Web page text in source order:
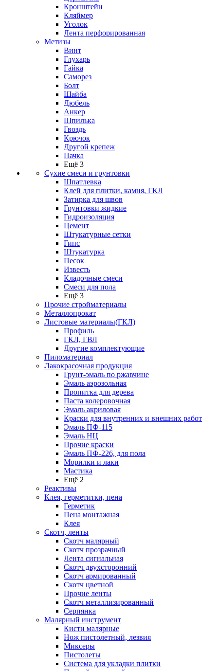
Кронштейн
Кляймер
Уголок
Лента перфорированная
Метизы
Винт
Глухарь
Гайка
Саморез
Болт
Шайба
Дюбель
Анкер
Шпилька
Гвоздь
Крючок
Другой крепеж
Пачка
Ещё 3
Сухие смеси и грунтовки
Шпатлевка
Клей для плитки, камня, ГКЛ
Затирка для швов
Грунтовки жидкие
Гидроизоляция
Цемент
Штукатурные сетки
Гипс
Штукатурка
Песок
Известь
Кладочные смеси
Смеси для пола
Ещё 3
Прочие стройматериалы
Металлопрокат
Листовые материалы(ГКЛ)
Профиль
ГКЛ, ГВЛ
Другие комплектующие
Пиломатериал
Лакокрасочная продукция
Грунт-эмаль по ржавчине
Эмаль аэрозольная
Пропитка для дерева
Паста колеровочная
Эмаль акриловая
Краски для внутренних и внешних работ
Эмаль ПФ-115
Эмаль НЦ
Прочие краски
Эмаль ПФ-226, для пола
Морилки и лаки
Мастика
Ещё 2
Реактивы
Клея, герметитки, пена
Герметик
Пена монтажная
Клея
Скотч, ленты
Скотч малярный
Скотч прозрачный
Лента сигнальная
Скотч двухсторонний
Скотч армированный
Скотч цветной
Прочие ленты
Скотч металлизированный
Серпянка
Малярный инструмент
Кисти малярные
Нож пистолетный, лезвия
Миксеры
Пистолеты
Система для укладки плитки